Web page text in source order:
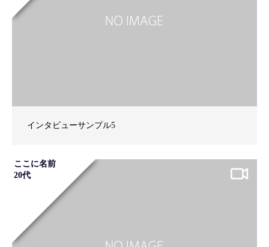
インタビューサンプル5
ここに名前
20代